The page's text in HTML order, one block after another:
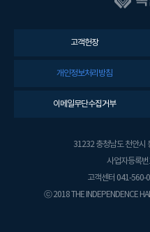
고객헌장
개인정보처리방침
이메일무단수집거부
31232 충청남도 천안시
사업자등록
고객센터 041-560-
ⓒ 2018 THE INDEPENDENCE